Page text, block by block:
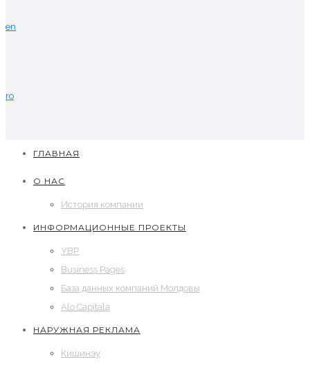
en
ro
ГЛАВНАЯ
О НАС
История компании
ИНФОРМАЦИОННЫЕ ПРОЕКТЫ
YBP
Business Pages
База данных компаний Молдовы
Alo Capitala
НАРУЖНАЯ РЕКЛАМА
Кишинэу